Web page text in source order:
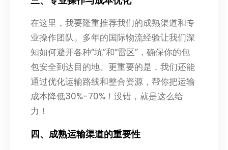
在这里，我要隆重推荐我们的成熟渠道和专
业操作团队。多年的国际物流经验让我们深
知如何避开各种“坑”和“雷区”，确保你的包
包安全到达目的地。更重要的是，我们还能
通过优化运输路线和整合资源，帮你把运输
成本降低30%-70%！没错，就是这么给
力！
四、成熟运输渠道的重要性